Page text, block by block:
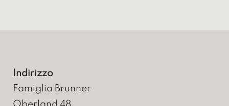
Indirizzo
Famiglia Brunner